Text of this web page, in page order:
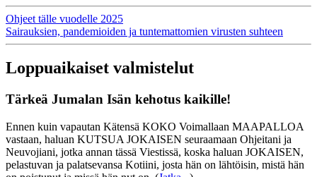
Ohjeet tälle vuodelle 2025
Sairauksien, pandemioiden ja tuntemattomien virusten suhteen
Loppuaikaiset valmistelut
Tärkeä Jumalan Isän kehotus kaikille!
Ennen kuin vapautan Kätensä KOKO Voimallaan MAAPALLOA
vastaan, haluan KUTSUA JOKAISEN seuraamaan Ohjeitani ja
Neuvojiani, jotka annan tässä Viestissä, koska haluan JOKAISEN,
pelastuvan ja palatsevansa Kotiini, josta hän on lähtöisin, mistä hän